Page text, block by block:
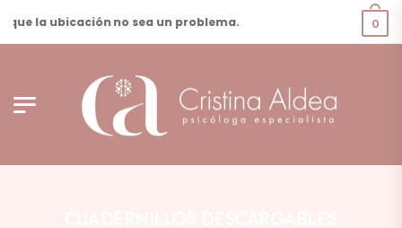
la ubicación no sea un problema. 0